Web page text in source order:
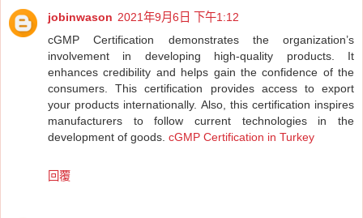
jobinwason 2021年9月6日 下午1:12
cGMP Certification demonstrates the organization’s
involvement in developing high-quality products. It
enhances credibility and helps gain the confidence of the
consumers. This certification provides access to export
your products internationally. Also, this certification inspires
manufacturers to follow current technologies in the
development of goods. cGMP Certification in Turkey
回覆